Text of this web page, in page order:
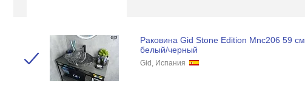
Раковина Gid Stone Edition Mnc206 59 см
белый/черный
Gid, Испания